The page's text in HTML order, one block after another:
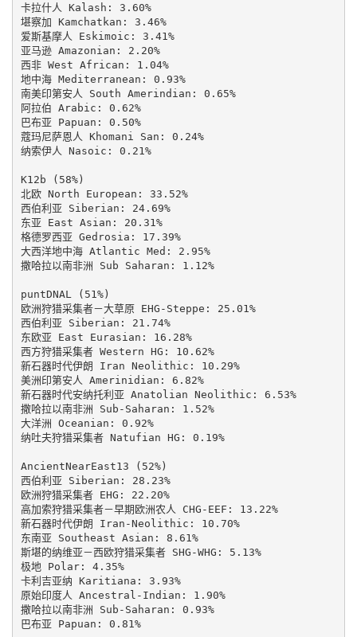
卡拉什人 Kalash: 3.60%
堪察加 Kamchatkan: 3.46%
爱斯基摩人 Eskimoic: 3.41%
亚马逊 Amazonian: 2.20%
西非 West African: 1.04%
地中海 Mediterranean: 0.93%
南美印第安人 South Amerindian: 0.65%
阿拉伯 Arabic: 0.62%
巴布亚 Papuan: 0.50%
蔻玛尼萨恩人 Khomani San: 0.24%
纳索伊人 Nasoic: 0.21%
K12b (58%)
北欧 North European: 33.52%
西伯利亚 Siberian: 24.69%
东亚 East Asian: 20.31%
格德罗西亚 Gedrosia: 17.39%
大西洋地中海 Atlantic Med: 2.95%
撒哈拉以南非洲 Sub Saharan: 1.12%
puntDNAL (51%)
欧洲狩猎采集者－大草原 EHG-Steppe: 25.01%
西伯利亚 Siberian: 21.74%
东欧亚 East Eurasian: 16.28%
西方狩猎采集者 Western HG: 10.62%
新石器时代伊朗 Iran Neolithic: 10.29%
美洲印第安人 Amerinidian: 6.82%
新石器时代安纳托利亚 Anatolian Neolithic: 6.53%
撒哈拉以南非洲 Sub-Saharan: 1.52%
大洋洲 Oceanian: 0.92%
纳吐夫狩猎采集者 Natufian HG: 0.19%
AncientNearEast13 (52%)
西伯利亚 Siberian: 28.23%
欧洲狩猎采集者 EHG: 22.20%
高加索狩猎采集者－早期欧洲农人 CHG-EEF: 13.22%
新石器时代伊朗 Iran-Neolithic: 10.70%
东南亚 Southeast Asian: 8.61%
斯堪的纳维亚－西欧狩猎采集者 SHG-WHG: 5.13%
极地 Polar: 4.35%
卡利吉亚纳 Karitiana: 3.93%
原始印度人 Ancestral-Indian: 1.90%
撒哈拉以南非洲 Sub-Saharan: 0.93%
巴布亚 Papuan: 0.81%